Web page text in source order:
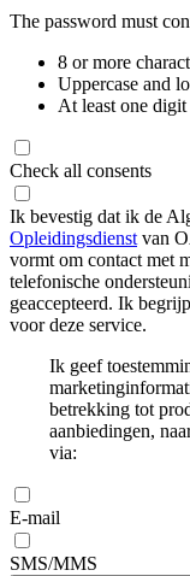
The password must
8 or more
Uppercase and
At least one digit
Check all consents
Ik bevestig dat ik de
Opleidingsdienst van
vormt om contact met
telefonische
geaccepteerd. Ik
voor deze service.
Ik geef
betrekking tot
aanbiedingen,
via:
E-mail
SMS/MMS